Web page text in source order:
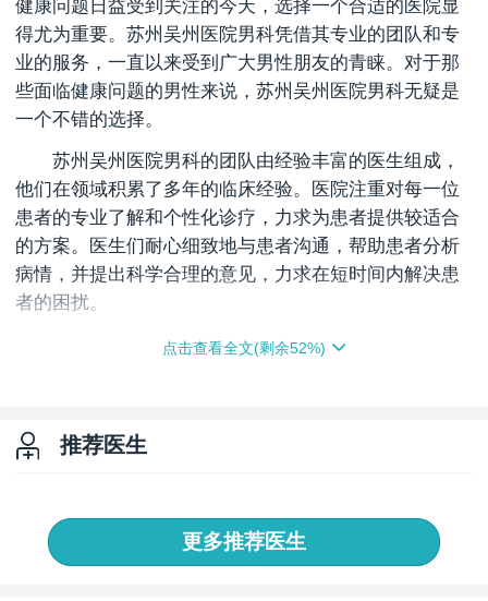
健康问题日益受到关注的今天，选择一个合适的医院显
得尤为重要。苏州吴州医院男科凭借其专业的团队和专
业的服务，一直以来受到广大男性朋友的青睐。对于那
些面临健康问题的男性来说，苏州吴州医院男科无疑是
一个不错的选择。
苏州吴州医院男科的团队由经验丰富的医生组成，
他们在领域积累了多年的临床经验。医院注重对每一位
患者的专业了解和个性化诊疗，力求为患者提供较适合
的方案。医生们耐心细致地与患者沟通，帮助患者分析
病情，并提出科学合理的意见，力求在短时间内解决患
者的困扰。
医院注重诊疗过程中的隐私保护，力求为每位患者
暖与关怀。这种人性化的服务不仅帮助患者放松心情，
还提高了的效果。
注病情的，还注重健康的管理和预防。医院会为患者提
供相关的健康指导，帮助他们养成良好的生活习惯，减
点击查看全文(剩余52%)
推荐医生
更多推荐医生